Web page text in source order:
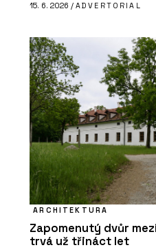
15. 6. 2026 / ADVERTORIAL
ARCHITEKTURA
Zapomenutý dvůr
trvá už třináct let